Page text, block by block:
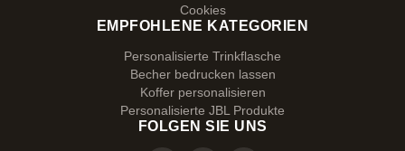
Cookies
EMPFOHLENE KATEGORIEN
Personalisierte Trinkflasche
Becher bedrucken lassen
Koffer personalisieren
Personalisierte JBL Produkte
FOLGEN SIE UNS